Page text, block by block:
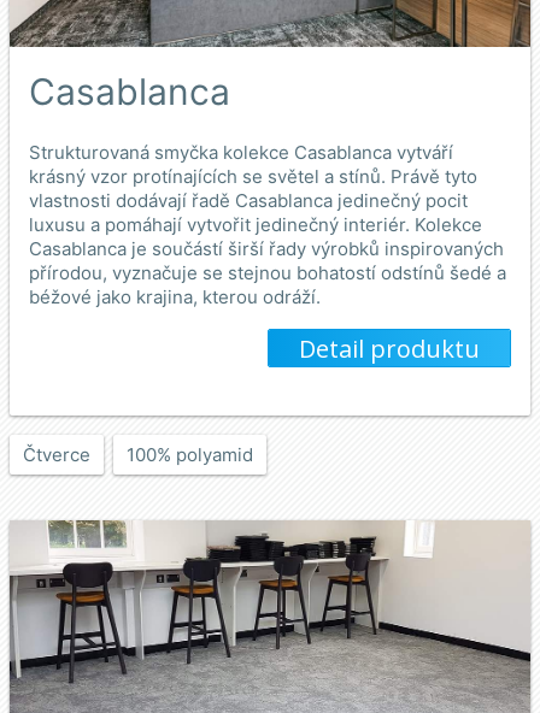
Casablanca
Strukturovaná smyčka kolekce Casablanca vytváří
krásný vzor protínajících se světel a stínů. Právě tyto
vlastnosti dodávají řadě Casablanca jedinečný pocit
luxusu a pomáhají vytvořit jedinečný interiér. Kolekce
Casablanca je součástí širší řady výrobků inspirovaných
přírodou, vyznačuje se stejnou bohatostí odstínů šedé a
béžové jako krajina, kterou odráží.
Detail produktu
Čtverce 100% polyamid